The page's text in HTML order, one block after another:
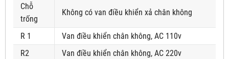
Chỗ
trống
Không có van điều khiển xả chân không
R 1
Van điều khiển chân không, AC 110v
R2
Van điều khiển chân không, AC 220v